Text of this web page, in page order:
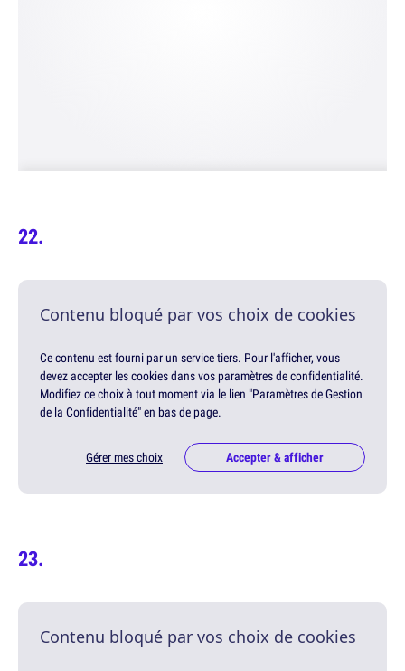
Contenu bloqué par vos choix de cookies
Ce contenu est fourni par un service tiers. Pour l'afficher, vous
devez accepter les cookies dans vos paramètres de confidentialité.
Modifiez ce choix à tout moment via le lien "Paramètres de Gestion
de la Confidentialité" en bas de page.
Gérer mes choix Accepter & afficher
Contenu bloqué par vos choix de cookies